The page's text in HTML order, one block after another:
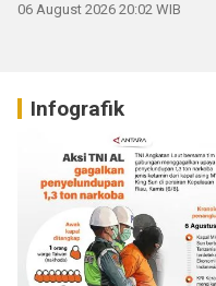
06 August 2026 20:02 WIB
Infografik